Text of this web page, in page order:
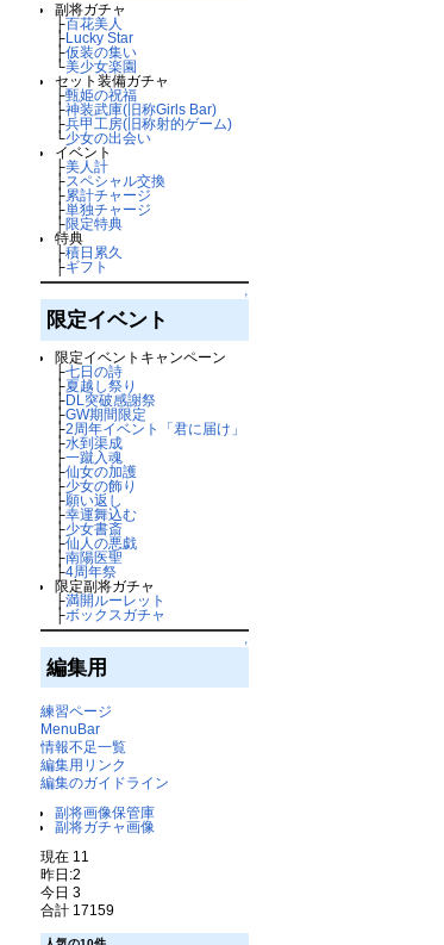
副将ガチャ
├百花美人
├Lucky Star
├仮装の集い
└美少女楽園
セット装備ガチャ
├甄姫の祝福
├神装武庫(旧称Girls Bar)
├兵甲工房(旧称射的ゲーム)
└少女の出会い
イベント
├美人計
├スペシャル交換
├累計チャージ
├単独チャージ
├限定特典
特典
├積日累久
├ギフト
↑
限定イベント
限定イベントキャンペーン
├七日の詩
├夏越し祭り
├DL突破感謝祭
├GW期間限定
├2周年イベント「君に届け」
├水到渠成
├一蹴入魂
├仙女の加護
├少女の飾り
├願い返し
├幸運舞込む
├少女書斎
├仙人の悪戯
├南陽医聖
├4周年祭
限定副将ガチャ
├満開ルーレット
├ボックスガチャ
↑
編集用
練習ページ
MenuBar
情報不足一覧
編集用リンク
編集のガイドライン
副将画像保管庫
副将ガチャ画像
現在 11
昨日:2
今日 3
合計 17159